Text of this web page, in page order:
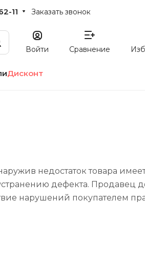
11 Заказать звонок
Войти Сравнение
Дисконт
недостаток товара
дефекта. Продавец
нарушений покупателем